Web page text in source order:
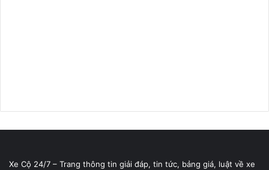
Xe Cộ 24/7 – Trang thông tin giải đáp, tin tức, bảng giá, luật về xe